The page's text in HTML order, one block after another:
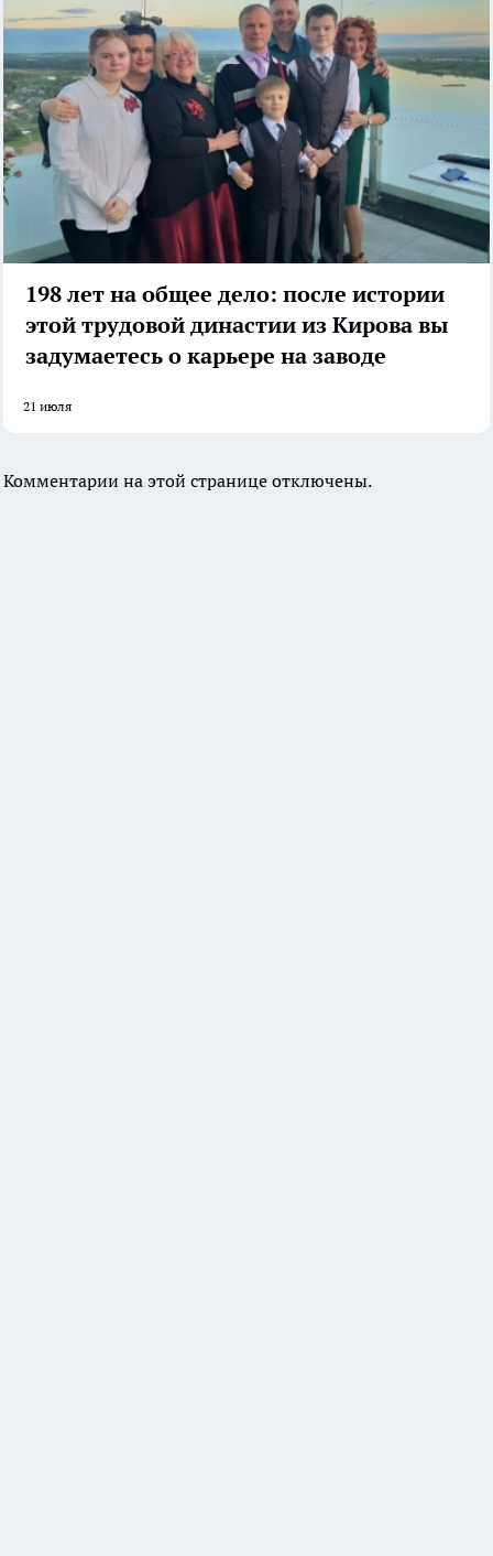
198 лет на общее дело: после истории
этой трудовой династии из Кирова вы
задумаетесь о карьере на заводе
21 июля
Комментарии на этой странице отключены.